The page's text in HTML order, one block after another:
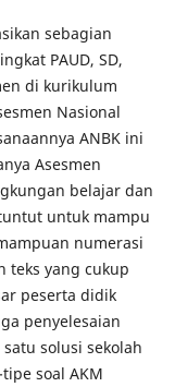
sebagian
PAUD, SD,
di kurikulum
Nasional
ANBK ini
Asesmen
belajar dan
untuk mampu
numerasi
teks yang cukup
peserta didik
penyelesaian
solusi sekolah
soal AKM